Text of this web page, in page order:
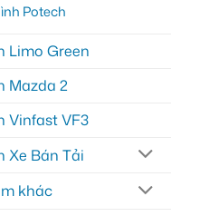
Potech
Limo Green
Mazda 2
Vinfast VF3
Xe Bán Tải
khác